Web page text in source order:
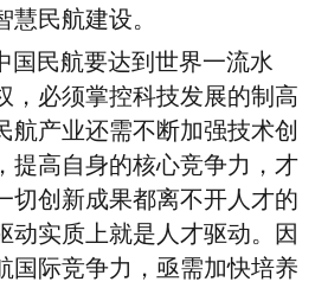
民航建设。
国民航要达到世界一流水
，必须掌控科技发展的制高
航产业还需不断加强技术创
提高自身的核心竞争力，才
切创新成果都离不开人才的
动实质上就是人才驱动。因
国际竞争力，亟需加快培养